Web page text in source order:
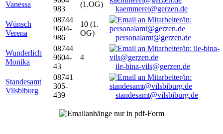
Vanessa
983
(1.OG)
kaemmerei@gerzen.de
Wünsch
Verena
08744
9604-
986
10 (1.
OG)
personalamt@gerzen.de
Wunderlich
Monika
08744
9604-
43
4
ile-bina-vils@gerzen.de
Standesamt
Vilsbiburg
08741
305-
439
standesamt@vilsbiburg.de